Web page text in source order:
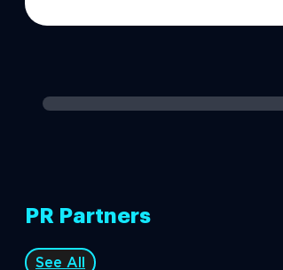
PR Partners
See All